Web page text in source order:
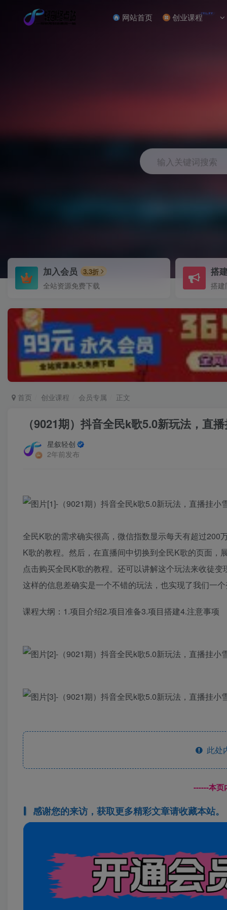
网站首页 创业课程NEW
输入关键词搜索
加入会员 3.3折
全站资源免费下载
搭
搭建
首页 创业课程 会员专属 正文
（9021期）抖音全民k歌5.0新玩法，直
星叙轻创
2年前发布
全民K歌的需求确实很高，微信指数显示每天有超过200
K歌的教程。然后，在直播间中切换到全民K歌的页面
点击购买全民K歌的教程。还可以讲解这个玩法来收徒
这样的信息差确实是一个不错的玩法，也实现了我们一
课程大纲：1.项目介绍2.项目准备3.项目搭建4.注意事项
此处
------本页
感谢您的来访，获取更多精彩文章请收藏本站。